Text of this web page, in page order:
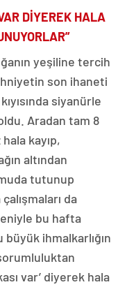
DİYEREK HALA
yeşiline tercih
son ihaneti
siyanürle
Aradan tam 8
kayıp,
altından
tutunup
da
bu hafta
ihmalkarlığın
var’ diyerek hala